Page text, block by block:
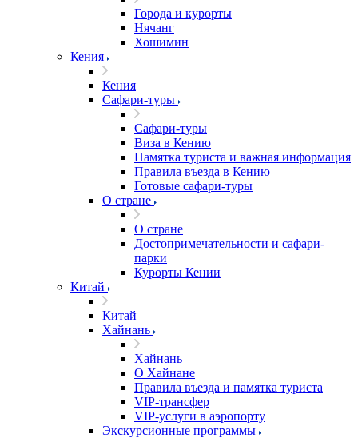
Города и курорты
Нячанг
Хошимин
Кения
Кения
Сафари-туры
Сафари-туры
Виза в Кению
Памятка туриста и важная информация
Правила въезда в Кению
Готовые сафари-туры
О стране
О стране
Достопримечательности и сафари-
парки
Курорты Кении
Китай
Китай
Хайнань
Хайнань
О Хайнане
Правила въезда и памятка туриста
VIP-трансфер
VIP-услуги в аэропорту
Экскурсионные программы